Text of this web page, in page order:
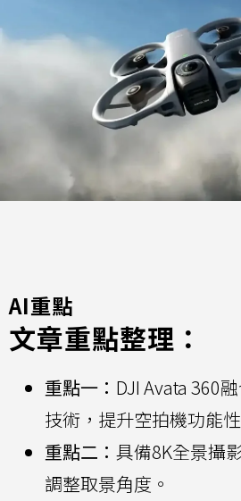
AI重點
文章重點整理：
重點一： DJI Avata 360
技術，提升空拍機功能性
重點二： 具備8K全景攝
調整取景角度。